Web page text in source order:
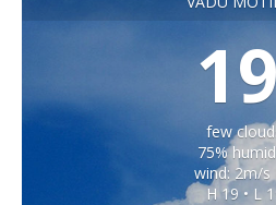
19
few
75%
wind: 2m/s
H 19 • L